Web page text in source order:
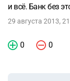
и всё. Банк без
29 августа 2013,
0 0